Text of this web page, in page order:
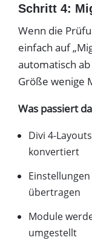
Schritt 4:
Wenn die
einfach auf
automatisch
Größe wenige
Was passiert
Divi 4-
konvertiert
übertragen
Module
umgestellt